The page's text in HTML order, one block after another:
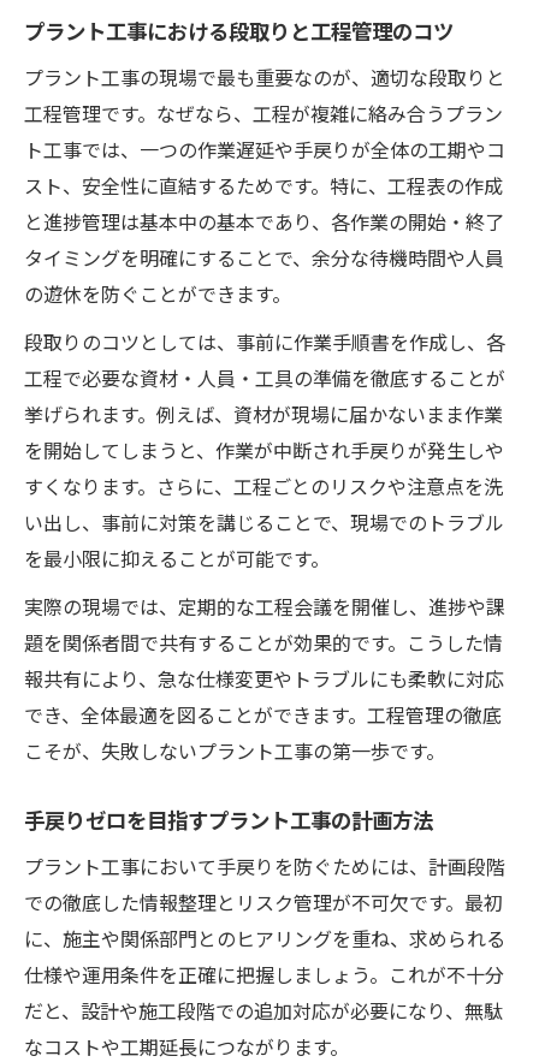
プラント工事における段取りと工程管理のコツ
プラント工事の現場で最も重要なのが、適切な段取りと
工程管理です。なぜなら、工程が複雑に絡み合うプラン
ト工事では、一つの作業遅延や手戻りが全体の工期やコ
スト、安全性に直結するためです。特に、工程表の作成
と進捗管理は基本中の基本であり、各作業の開始・終了
タイミングを明確にすることで、余分な待機時間や人員
の遊休を防ぐことができます。
段取りのコツとしては、事前に作業手順書を作成し、各
工程で必要な資材・人員・工具の準備を徹底することが
挙げられます。例えば、資材が現場に届かないまま作業
を開始してしまうと、作業が中断され手戻りが発生しや
すくなります。さらに、工程ごとのリスクや注意点を洗
い出し、事前に対策を講じることで、現場でのトラブル
を最小限に抑えることが可能です。
実際の現場では、定期的な工程会議を開催し、進捗や課
題を関係者間で共有することが効果的です。こうした情
報共有により、急な仕様変更やトラブルにも柔軟に対応
でき、全体最適を図ることができます。工程管理の徹底
こそが、失敗しないプラント工事の第一歩です。
手戻りゼロを目指すプラント工事の計画方法
プラント工事において手戻りを防ぐためには、計画段階
での徹底した情報整理とリスク管理が不可欠です。最初
に、施主や関係部門とのヒアリングを重ね、求められる
仕様や運用条件を正確に把握しましょう。これが不十分
だと、設計や施工段階での追加対応が必要になり、無駄
なコストや工期延長につながります。